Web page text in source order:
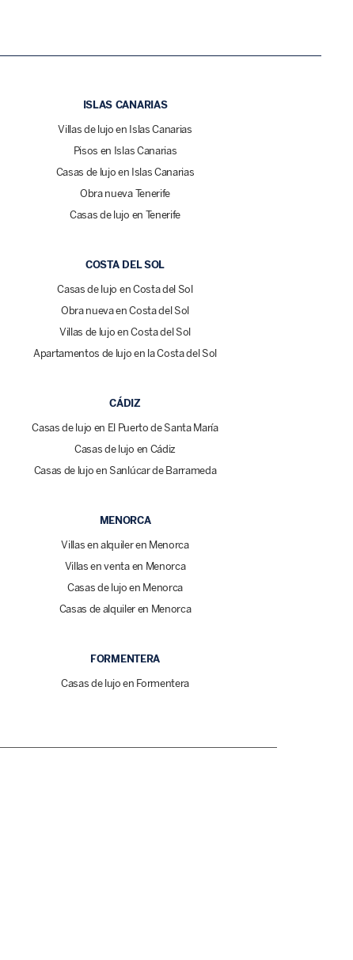
ISLAS CANARIAS
Villas de lujo en Islas Canarias
Pisos en Islas Canarias
Casas de lujo en Islas Canarias
Obra nueva Tenerife
Casas de lujo en Tenerife
COSTA DEL SOL
Casas de lujo en Costa del Sol
Obra nueva en Costa del Sol
Villas de lujo en Costa del Sol
Apartamentos de lujo en la Costa del Sol
CÁDIZ
Casas de lujo en El Puerto de Santa María
Casas de lujo en Cádiz
Casas de lujo en Sanlúcar de Barrameda
MENORCA
Villas en alquiler en Menorca
Villas en venta en Menorca
Casas de lujo en Menorca
Casas de alquiler en Menorca
FORMENTERA
Casas de lujo en Formentera